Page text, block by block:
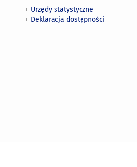
Urzędy statystyczne
Deklaracja dostępności